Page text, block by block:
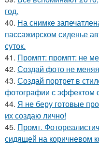
год.
40. На снимке
пассажирском сиденье
суток.
41. Промпт: промпт: не
42. Создай фото не
43. Создай портрет в
фотографии с эффектом
44. Я не беру готовые
их создаю лично!
45. Промт.
сидящей на коричневом